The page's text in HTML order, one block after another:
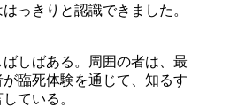
っきりと認識できました。
しばある。周囲の者は、最
臨死体験を通じて、知るす
ている。